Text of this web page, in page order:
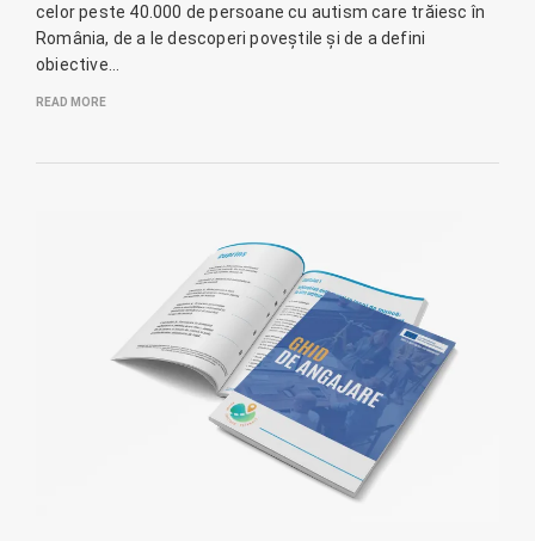
celor peste 40.000 de persoane cu autism care trăiesc în
România, de a le descoperi poveștile și de a defini
obiective…
READ MORE